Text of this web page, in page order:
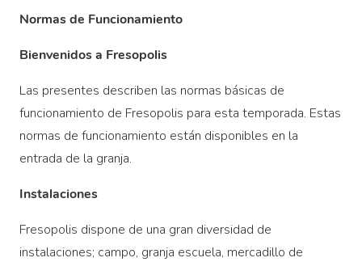
Normas de Funcionamiento
Bienvenidos a Fresopolis
Las presentes describen las normas básicas de
funcionamiento de Fresopolis para esta temporada. Estas
normas de funcionamiento están disponibles en la
entrada de la granja.
Instalaciones
Fresopolis dispone de una gran diversidad de
instalaciones; campo, granja escuela, mercadillo de